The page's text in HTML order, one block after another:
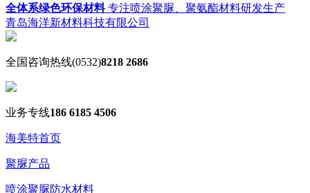
全体系绿色环保材料专注喷涂聚脲、聚氨酯材料研发生产
青岛海洋新材料科技有限公司
全国咨询热线(0532)8218 2686
业务专线186 6185 4506
海美特首页
聚脲产品
喷涂聚脲防水材料